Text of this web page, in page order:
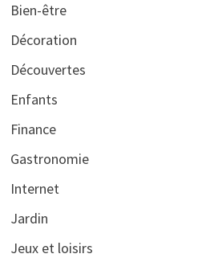
Bien-être
Décoration
Découvertes
Enfants
Finance
Gastronomie
Internet
Jardin
Jeux et loisirs